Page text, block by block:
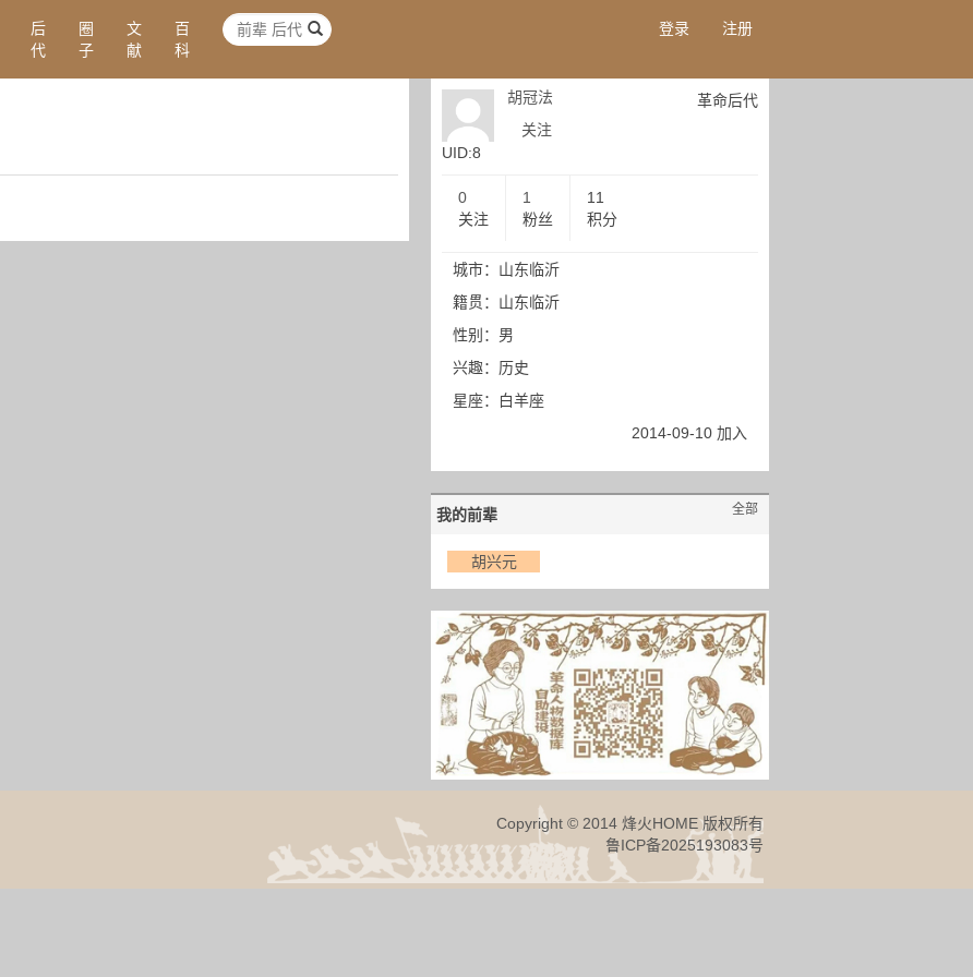
后
代
圈
子
文
献
百
科
登录 注册
UID:8
胡冠法
关注
革命后代
0
关注
1
粉丝
11
积分
城市：山东临沂
籍贯：山东临沂
性别：男
兴趣：历史
星座：白羊座
2014-09-10 加入
我的前辈 全部
胡兴元
Copyright © 2014 烽火HOME 版权所有
鲁ICP备2025193083号